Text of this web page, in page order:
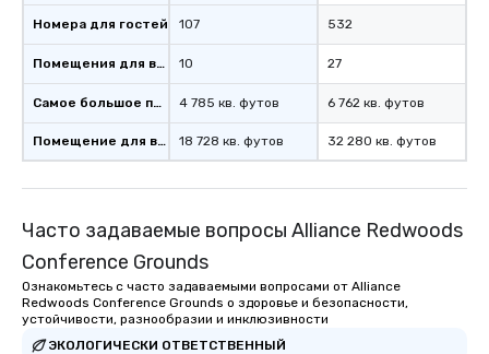
Номера для гостей
Помещения для встреч
Самое большое помещение
Помещение для встречи
107
10
4 785 кв. футов
18 728 кв. футов
532
27
6 762 кв. футов
32 280 кв. футов
Часто задаваемые вопросы Alliance Redwoods
Conference Grounds
Ознакомьтесь с часто задаваемыми вопросами от Alliance
Redwoods Conference Grounds о здоровье и безопасности,
устойчивости, разнообразии и инклюзивности
ЭКОЛОГИЧЕСКИ ОТВЕТСТВЕННЫЙ